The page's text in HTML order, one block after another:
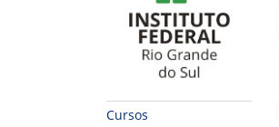
Cursos